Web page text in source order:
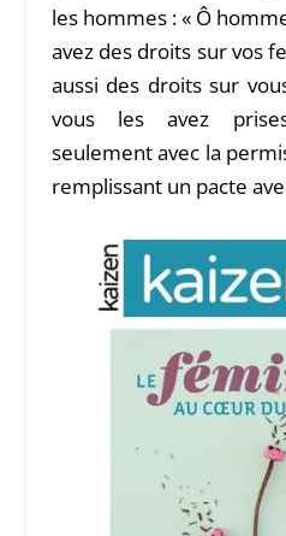
les hommes : « Ô
avez des droits sur vos
aussi des droits sur
vous les avez
seulement avec la
remplissant un pacte